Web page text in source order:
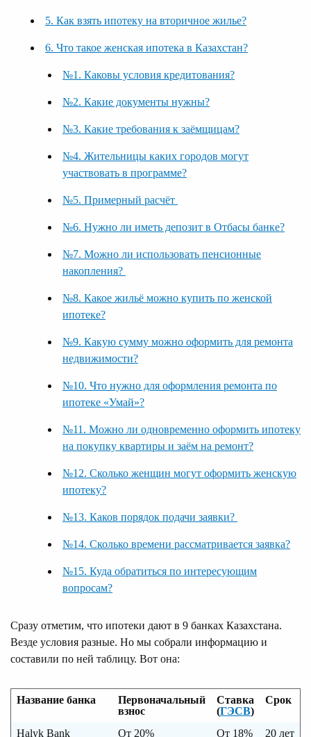
5. Как взять ипотеку на вторичное жилье?
6. Что такое женская ипотека в Казахстан?
№1. Каковы условия кредитования?
№2. Какие документы нужны?
№3. Какие требования к заёмщицам?
№4. Жительницы каких городов могут
участвовать в программе?
№5. Примерный расчёт
№6. Нужно ли иметь депозит в Отбасы банке?
№7. Можно ли использовать пенсионные
накопления?
№8. Какое жильё можно купить по женской
ипотеке?
№9. Какую сумму можно оформить для ремонта
недвижимости?
№10. Что нужно для оформления ремонта по
ипотеке «Умай»?
№11. Можно ли одновременно оформить ипотеку
на покупку квартиры и заём на ремонт?
№12. Сколько женщин могут оформить женскую
ипотеку?
№13. Каков порядок подачи заявки?
№14. Сколько времени рассматривается заявка?
№15. Куда обратиться по интересующим
вопросам?
Сразу отметим, что ипотеки дают в 9 банках Казахстана.
Везде условия разные. Но мы собрали информацию и
составили по ней таблицу. Вот она:
Название банка
Первоначальный
взнос
Ставка
(ГЭСВ)
Срок
Halyk Bank От 20% От 18%
20 лет